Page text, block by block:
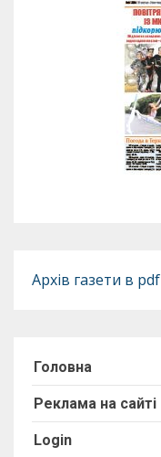
Архів газети в pdf
Головна
Реклама на сайті
Login